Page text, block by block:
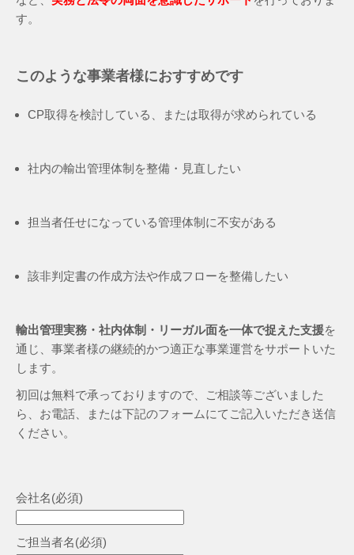
す。
このような事業者様におすすめです
CP取得を検討している、または取得が求められている
社内の輸出管理体制を整備・見直したい
担当者任せになっている管理体制に不安がある
該非判定書の作成方法や作成フローを整備したい
輸出管理実務・社内体制・リーガル面を一体で捉えた支援を
通じ、事業者様の継続的かつ適正な事業運営をサポートいた
します。
初回は無料で承っておりますので、ご相談等ございました
ら、お電話、または下記のフォームにてご記入いただき送信
ください。
会社名(必須)
ご担当者名(必須)